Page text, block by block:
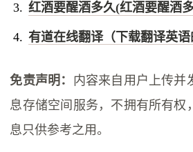
红酒要醒酒多久(红酒要醒酒
有道在线翻译（下载翻译英语
免责声明： 内容来自用户上传并
息存储空间服务，不拥有所有权
息只供参考之用。